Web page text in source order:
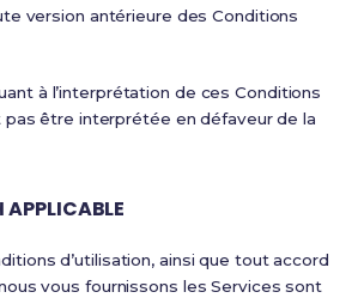
version antérieure des Conditions
à l’interprétation de ces Conditions
pas être interprétée en défaveur de la
APPLICABLE
d’utilisation, ainsi que tout accord
vous fournissons les Services sont